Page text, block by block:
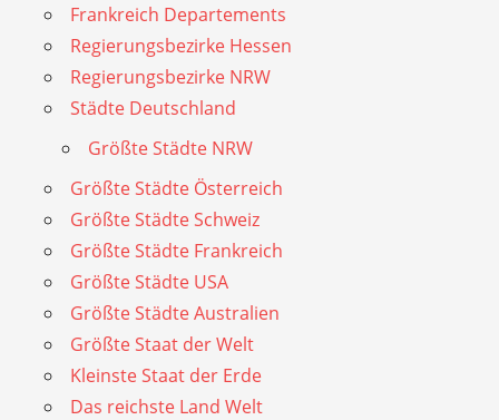
Frankreich Departements
Regierungsbezirke Hessen
Regierungsbezirke NRW
Städte Deutschland
Größte Städte NRW
Größte Städte Österreich
Größte Städte Schweiz
Größte Städte Frankreich
Größte Städte USA
Größte Städte Australien
Größte Staat der Welt
Kleinste Staat der Erde
Das reichste Land Welt